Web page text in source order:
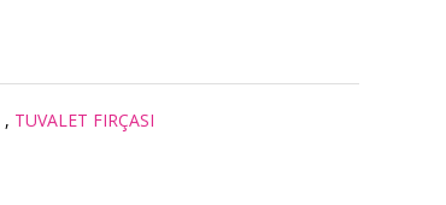
, TUVALET FIRÇASI